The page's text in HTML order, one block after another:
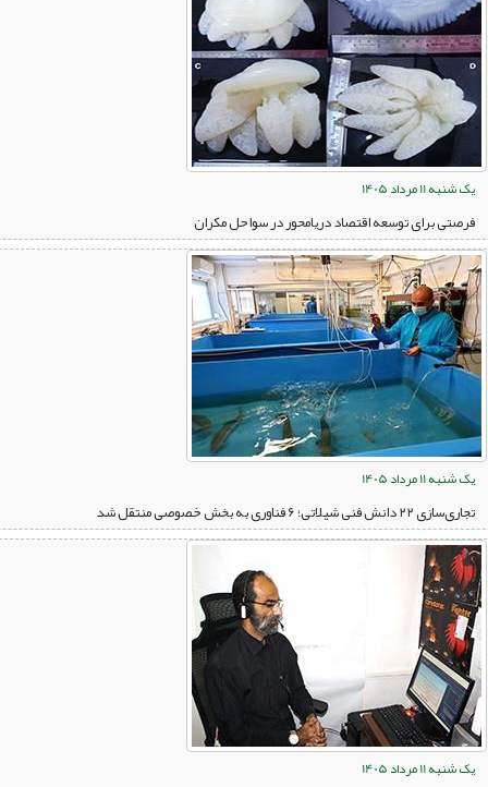
یک شنبه 11 مرداد 1405
فرصتی برای توسعه اقتصاد دریامحور در سواحل مکران
یک شنبه 11 مرداد 1405
تجاری‌سازی ۲۲ دانش فنی شیلاتی؛ ۶ فناوری به بخش خصوصی منتقل شد
یک شنبه 11 مرداد 1405